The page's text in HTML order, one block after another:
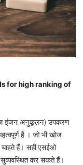
for high ranking of
इंजन अनुकूलन) उपकरण
हैं । जो भी खोज
चाहते हैं। सही एसईओ
कर सकते हैं।